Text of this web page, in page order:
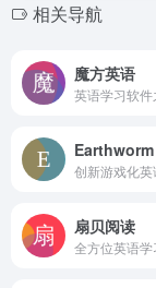
相关导航
魔方英语
Earthworm
创新游戏化
扇贝阅读